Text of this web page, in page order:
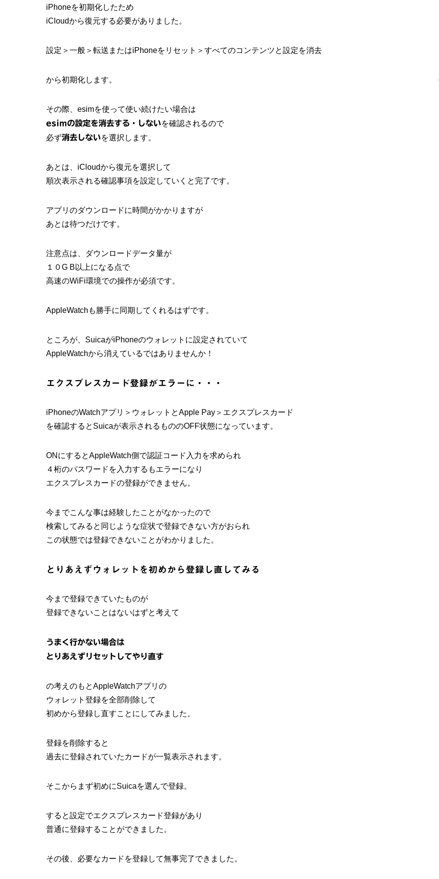
iPhoneを初期化したため
iCloudから復元する必要がありました。
設定＞一般＞転送またはiPhoneをリセット＞すべてのコンテンツと設定を消去
から初期化します。
その際、esimを使って使い続けたい場合は
esimの設定を消去する・しないを確認されるので
必ず消去しないを選択します。
あとは、iCloudから復元を選択して
順次表示される確認事項を設定していくと完了です。
アプリのダウンロードに時間がかかりますが
あとは待つだけです。
注意点は、ダウンロードデータ量が
１０G B以上になる点で
高速のWiFi環境での操作が必須です。
AppleWatchも勝手に同期してくれるはずです。
ところが、SuicaがiPhoneのウォレットに設定されていて
AppleWatchから消えているではありませんか！
エクスプレスカード登録がエラーに・・・
iPhoneのWatchアプリ＞ウォレットとApple Pay＞エクスプレスカード
を確認するとSuicaが表示されるもののOFF状態になっています。
ONにするとAppleWatch側で認証コード入力を求められ
４桁のパスワードを入力するもエラーになり
エクスプレスカードの登録ができません。
今までこんな事は経験したことがなかったので
検索してみると同じような症状で登録できない方がおられ
この状態では登録できないことがわかりました。
とりあえずウォレットを初めから登録し直してみる
今まで登録できていたものが
登録できないことはないはずと考えて
うまく行かない場合は
とりあえずリセットしてやり直す
の考えのもとAppleWatchアプリの
ウォレット登録を全部削除して
初めから登録し直すことにしてみました。
登録を削除すると
過去に登録されていたカードが一覧表示されます。
そこからまず初めにSuicaを選んで登録。
すると設定でエクスプレスカード登録があり
普通に登録することができました。
その後、必要なカードを登録して無事完了できました。